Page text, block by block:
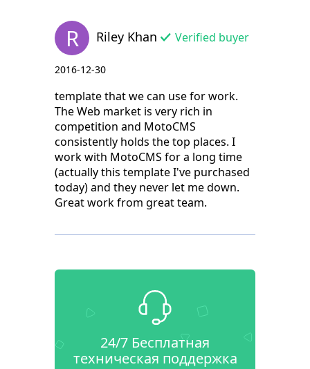
R Riley Khan Verified buyer
2016-12-30
template that we can use for work.
The Web market is very rich in
competition and MotoCMS
consistently holds the top places. I
work with MotoCMS for a long time
(actually this template I've purchased
today) and they never let me down.
Great work from great team.
24/7 Бесплатная
техническая поддержка